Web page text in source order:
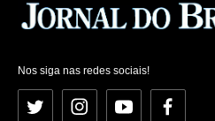
Nos siga nas redes sociais!
Twitter InstagramYouTubeFacebook